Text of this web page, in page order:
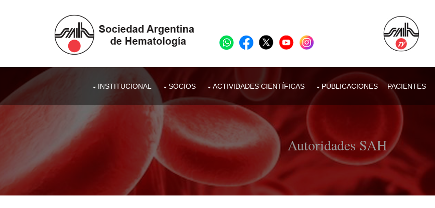
INSTITUCIONAL SOCIOS ACTIVIDADES CIENTÍFICAS PUBLICACIONES PACIENTES
Autoridades SAH